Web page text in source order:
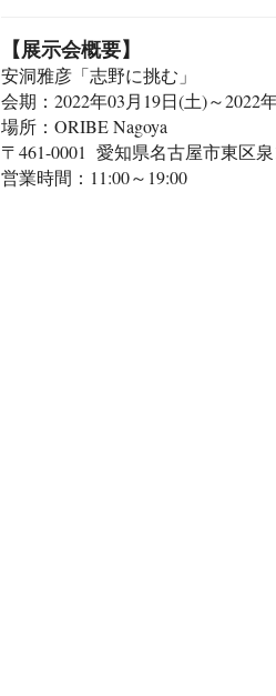
【展示会概要】
安洞雅彦「志野に挑む」
会期：2022年03月19日(土)～2022
場所：ORIBE Nagoya
〒461-0001 愛知県名古屋市東区泉
営業時間：11:00～19:00